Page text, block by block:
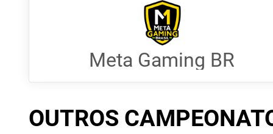
Meta Gaming BR
OUTROS